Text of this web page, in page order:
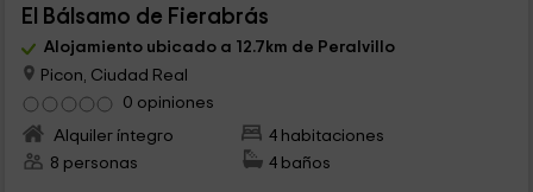
El Bálsamo de Fierabrás
Alojamiento ubicado a 12.7km de Peralvillo
Picon, Ciudad Real
0 opiniones
Alquiler íntegro
4 habitaciones
8 personas
4 baños